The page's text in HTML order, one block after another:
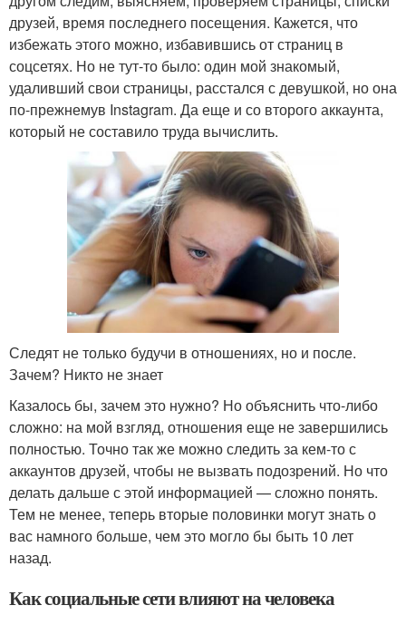
друзей, время последнего посещения. Кажется, что
избежать этого можно, избавившись от страниц в
соцсетях. Но не тут-то было: один мой знакомый,
удаливший свои страницы, расстался с девушкой, но она
по-прежнемув Instagram. Да еще и со второго аккаунта,
который не составило труда вычислить.
Следят не только будучи в отношениях, но и после.
Зачем? Никто не знает
Казалось бы, зачем это нужно? Но объяснить что-либо
сложно: на мой взгляд, отношения еще не завершились
полностью. Точно так же можно следить за кем-то с
аккаунтов друзей, чтобы не вызвать подозрений. Но что
делать дальше с этой информацией — сложно понять.
Тем не менее, теперь вторые половинки могут знать о
вас намного больше, чем это могло бы быть 10 лет
назад.
Как социальные сети влияют на человека